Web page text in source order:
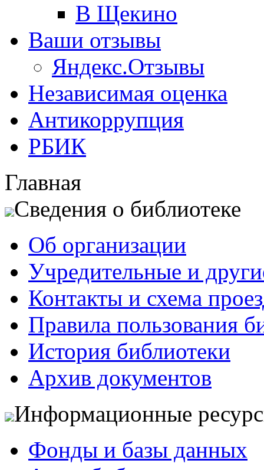
В Щекино
Ваши отзывы
Яндекс.Отзывы
Независимая оценка
Антикоррупция
РБИК
Главная
Сведения о библиотеке
Об организации
Учредительные и
Контакты и схема
Правила пользования
История библиотеки
Архив документов
Информационные
Фонды и базы данных